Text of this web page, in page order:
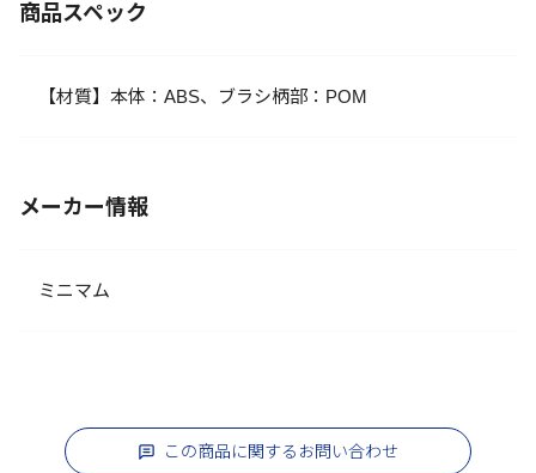
商品スペック
【材質】本体：ABS、ブラシ柄部：POM
メーカー情報
ミニマム
この商品に関するお問い合わせ